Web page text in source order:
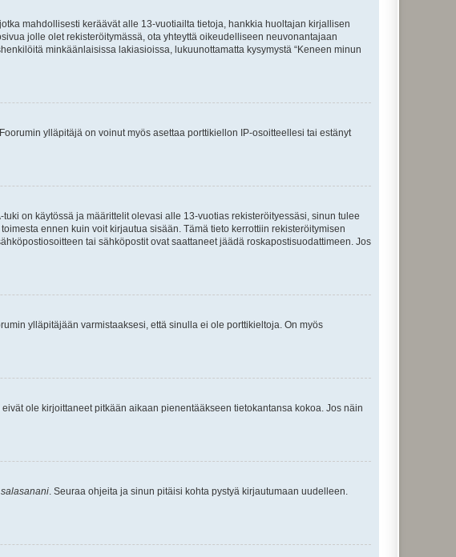
mahdollisesti keräävät alle 13-vuotiailta tietoja, hankkia huoltajan kirjallisen
jolle olet rekisteröitymässä, ota yhteyttä oikeudelliseen neuvonantajaan
minkäänlaisissa lakiasioissa, lukuunottamatta kysymystä “Keneen minun
ylläpitäjä on voinut myös asettaa porttikiellon IP-osoitteellesi tai estänyt
on käytössä ja määrittelit olevasi alle 13-vuotias rekisteröityessäsi, sinun tulee
ennen kuin voit kirjautua sisään. Tämä tieto kerrottiin rekisteröitymisen
tai sähköpostit ovat saattaneet jäädä roskapostisuodattimeen. Jos
ylläpitäjään varmistaaksesi, että sinulla ei ole porttikieltoja. On myös
ole kirjoittaneet pitkään aikaan pienentääkseen tietokantansa kokoa. Jos näin
. Seuraa ohjeita ja sinun pitäisi kohta pystyä kirjautumaan uudelleen.